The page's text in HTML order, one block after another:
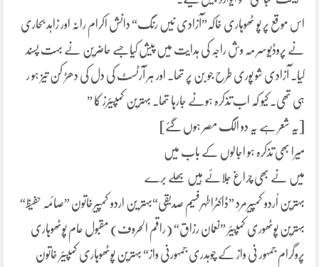
اس موقع پر پو ٹھوہاری خاکہ”آزادی نیں رنگ“ دانش اکرام رانہ اور زاہد بحاری
نے پروڈیوسر مہ وش راجہ کی ہدایت میں پیش کیاجسے حاضرین نے بہت پسند
کیا۔ آزادی شو پوری طرح جو بن پر تھا۔ اور ہر آرٹسٹ کی دل کی دھڑ کن تیز ہو ر
ہی تھی۔ کیو کہ اب تذکرہ ہونے جارہا تھا۔ بہترین کمپیئرز کا ”
[یہ شعر ہے یہ دو الگ مصر ہوں گئے]
میرا بھی تذکرہ ہو اجالوں کے باب میں
میں نے بھی چراغ جلائے ہیں بھلے برے
بہترین اُردو کمپیرمرد ”ڈاکٹراطہرفسیم صدیقی“بہتر ین اردو کمپیرخاتون ”صائمہ حفیظ“
بہترین پوٹھوری کمپیئر ”نعمان رزاق“ (راقم الحروف) مقبول عام پوٹھوہاری
پروگرام جمہور نی واز کے چوہدری جمہورنی واز“ بہترین پوٹھوہاری کمپیئر خاتون